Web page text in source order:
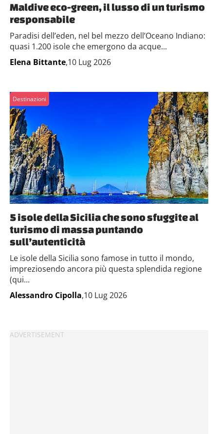
Maldive eco-green, il lusso di un turismo
responsabile
Paradisi dell’eden, nel bel mezzo dell’Oceano Indiano:
quasi 1.200 isole che emergono da acque...
Elena Bittante,10 Lug 2026
Destinazioni
5 isole della Sicilia che sono sfuggite al
turismo di massa puntando
sull’autenticità
Le isole della Sicilia sono famose in tutto il mondo,
impreziosendo ancora più questa splendida regione
(qui...
Alessandro Cipolla,10 Lug 2026